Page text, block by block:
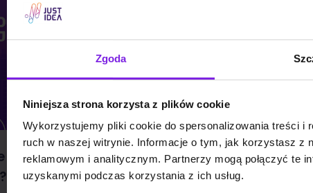
Zgoda
Niniejsza strona korzysta z plików cookie
Wykorzystujemy pliki cookie do spersonalizowania treści i
ruch w naszej witrynie. Informacje o tym, jak korzystasz z
reklamowym i analitycznym. Partnerzy mogą połączyć te
uzyskanymi podczas korzystania z ich usług.
Discover: czym jest i jak
Jakie są
Ads?